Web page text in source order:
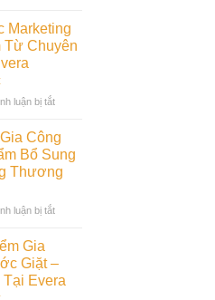
Dạy
Nghề
Mỹ
Chuyên
Evera
Cosmetic
Marketing
Từ Chuyên
luận bị tắtở
Marketing
Mỹ
Phẩm
Chuyên
Công
Bổ Sung
Thương
luận bị tắtở
Công
Gia
Giặt –
Evera